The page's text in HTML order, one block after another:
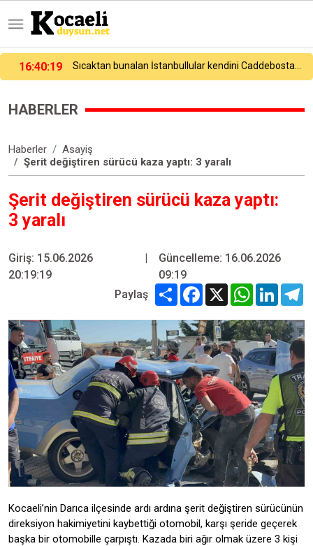
16:40:41
HABERLER
Haberler
Asayiş
Şerit değiştiren sürücü kaza yaptı: 3 yaralı
Şerit değiştiren sürücü kaza yaptı:
3 yaralı
Giriş: 15.06.2026
20:19:19
|
Güncelleme: 16.06.2026
09:19
Paylaş
Share Facebook
X WhatsApp
Kocaeli’nin Darıca ilçesinde ardı ardına şerit değiştiren sürücünün
direksiyon hakimiyetini kaybettiği otomobil, karşı şeride geçerek
başka bir otomobille çarpıştı. Kazada biri ağır olmak üzere 3 kişi